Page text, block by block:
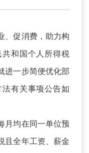
、促消费，助力构
和国个人所得税
进一步简便优化部
有关事项公告如
月均在同一单位预
且全年工资、薪金